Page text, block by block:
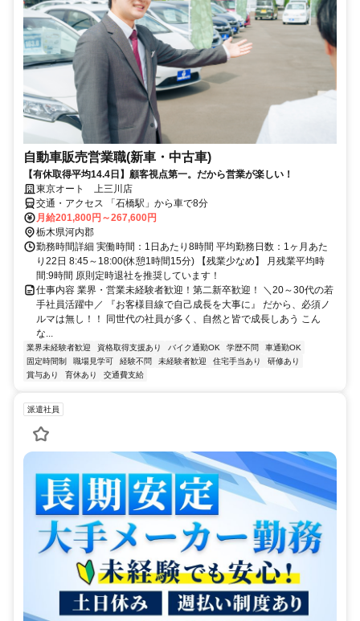
自動車販売営業職(新車・中古車)
【有休取得平均14.4日】顧客視点第一。だから営業が楽しい！
東京オート 上三川店
交通・アクセス 「石橋駅」から車で8分
月給201,800円～267,600円
栃木県河内郡
勤務時間詳細 実働時間：1日あたり8時間 平均勤務日数：1ヶ月あた
り22日 8:45～18:00(休憩1時間15分) 【残業少なめ】 月残業平均時
間:9時間 原則定時退社を推奨しています！
仕事内容 業界・営業未経験者歓迎！第二新卒歓迎！ ＼20～30代の若
手社員活躍中／ 『お客様目線で自己成長を大事に』 だから、必須ノ
ルマは無し！！ 同世代の社員が多く、自然と皆で成長しあう こん
な...
業界未経験者歓迎 資格取得支援あり バイク通勤OK 学歴不問
車通勤OK
固定時間制
職場見学可 経験不問 未経験者歓迎 住宅手当あり
研修あり
賞与あり
育休あり 交通費支給
派遣社員